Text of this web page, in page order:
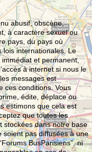
abusif, obscène,
à caractère sexuel ou
pays, du pays où
lois internationales. Le
et permanent,
à internet si nous le
messages est
ces conditions. Vous
édite, déplace ou
estimons que cela est
que toutes les
stockées dans notre base
soient pas diffusées à une
BusParisiens”, ni